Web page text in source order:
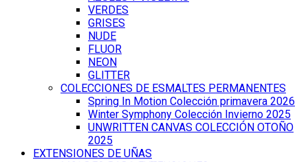
VERDES
GRISES
NUDE
FLUOR
NEON
GLITTER
COLECCIONES DE ESMALTES PERMANENTES
Spring In Motion Colección primavera 2026
Winter Symphony Colección Invierno 2025
UNWRITTEN CANVAS COLECCIÓN OTOÑO
2025
EXTENSIONES DE UÑAS